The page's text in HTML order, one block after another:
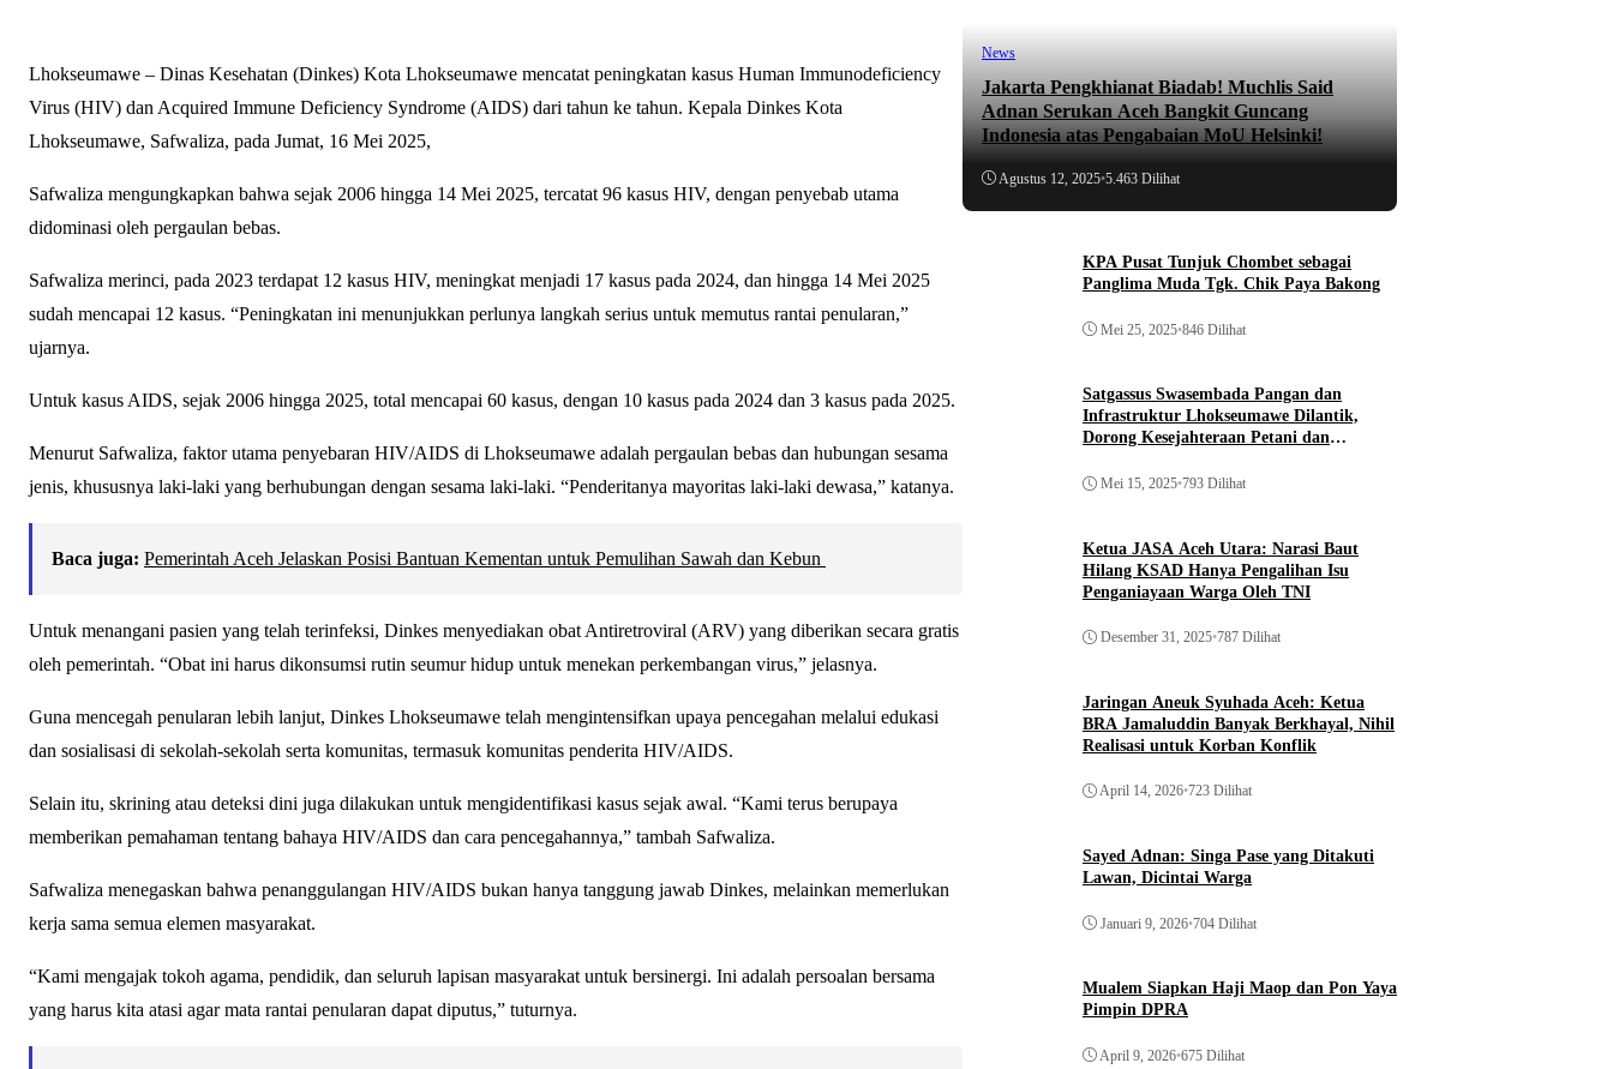
Lhokseumawe – Dinas Kesehatan (Dinkes) Kota Lhokseumawe mencatat peningkatan kasus Human Immunodeficiency
Virus (HIV) dan Acquired Immune Deficiency Syndrome (AIDS) dari tahun ke tahun. Kepala Dinkes Kota
Lhokseumawe, Safwaliza, pada Jumat, 16 Mei 2025,
Safwaliza mengungkapkan bahwa sejak 2006 hingga 14 Mei 2025, tercatat 96 kasus HIV, dengan penyebab utama
didominasi oleh pergaulan bebas.
Safwaliza merinci, pada 2023 terdapat 12 kasus HIV, meningkat menjadi 17 kasus pada 2024, dan hingga 14 Mei 2025
sudah mencapai 12 kasus. “Peningkatan ini menunjukkan perlunya langkah serius untuk memutus rantai penularan,”
ujarnya.
Untuk kasus AIDS, sejak 2006 hingga 2025, total mencapai 60 kasus, dengan 10 kasus pada 2024 dan 3 kasus pada 2025.
Menurut Safwaliza, faktor utama penyebaran HIV/AIDS di Lhokseumawe adalah pergaulan bebas dan hubungan sesama
jenis, khususnya laki-laki yang berhubungan dengan sesama laki-laki. “Penderitanya mayoritas laki-laki dewasa,” katanya.
Baca juga: Pemerintah Aceh Jelaskan Posisi Bantuan Kementan untuk Pemulihan Sawah dan Kebun
Untuk menangani pasien yang telah terinfeksi, Dinkes menyediakan obat Antiretroviral (ARV) yang diberikan secara gratis
oleh pemerintah. “Obat ini harus dikonsumsi rutin seumur hidup untuk menekan perkembangan virus,” jelasnya.
Guna mencegah penularan lebih lanjut, Dinkes Lhokseumawe telah mengintensifkan upaya pencegahan melalui edukasi
dan sosialisasi di sekolah-sekolah serta komunitas, termasuk komunitas penderita HIV/AIDS.
Selain itu, skrining atau deteksi dini juga dilakukan untuk mengidentifikasi kasus sejak awal. “Kami terus berupaya
memberikan pemahaman tentang bahaya HIV/AIDS dan cara pencegahannya,” tambah Safwaliza.
Safwaliza menegaskan bahwa penanggulangan HIV/AIDS bukan hanya tanggung jawab Dinkes, melainkan memerlukan
kerja sama semua elemen masyarakat.
“Kami mengajak tokoh agama, pendidik, dan seluruh lapisan masyarakat untuk bersinergi. Ini adalah persoalan bersama
yang harus kita atasi agar mata rantai penularan dapat diputus,” tuturnya.
News
Jakarta Pengkhianat Biadab! Muchlis Said
Adnan Serukan Aceh Bangkit Guncang
Indonesia atas Pengabaian MoU Helsinki!
Agustus 12, 2025•5.463 Dilihat
KPA Pusat Tunjuk Chombet sebagai
Panglima Muda Tgk. Chik Paya Bakong
Mei 25, 2025•846 Dilihat
Satgassus Swasembada Pangan dan
Infrastruktur Lhokseumawe Dilantik,
Dorong Kesejahteraan Petani dan
Mei 15, 2025•793 Dilihat
Ketua JASA Aceh Utara: Narasi Baut
Hilang KSAD Hanya Pengalihan Isu
Penganiayaan Warga Oleh TNI
Desember 31, 2025•787 Dilihat
Jaringan Aneuk Syuhada Aceh: Ketua
BRA Jamaluddin Banyak Berkhayal, Nihil
Realisasi untuk Korban Konflik
April 14, 2026•723 Dilihat
Sayed Adnan: Singa Pase yang Ditakuti
Lawan, Dicintai Warga
Januari 9, 2026•704 Dilihat
Mualem Siapkan Haji Maop dan Pon Yaya
Pimpin DPRA
April 9, 2026•675 Dilihat